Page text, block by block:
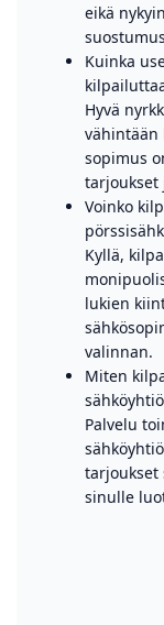
eikä
Kuinka
Hyvä
vähintään
sopimus
tarjoukset
Voinko
Kyllä,
lukien
valinnan.
Miten
Palvelu
tarjoukset
sinulle